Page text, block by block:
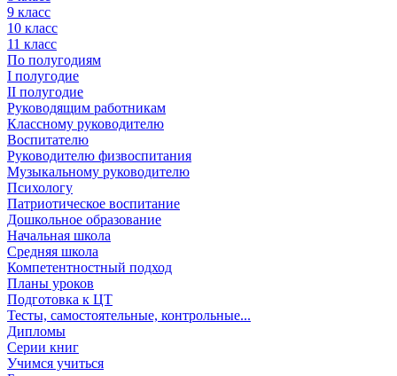
9 класс
10 класс
11 класс
По полугодиям
I полугодие
II полугодие
Руководящим работникам
Классному руководителю
Воспитателю
Руководителю физвоспитания
Музыкальному руководителю
Психологу
Патриотическое воспитание
Дошкольное образование
Начальная школа
Средняя школа
Компетентностный подход
Планы уроков
Подготовка к ЦТ
Тесты, самостоятельные, контрольные...
Дипломы
Серии книг
Учимся учиться